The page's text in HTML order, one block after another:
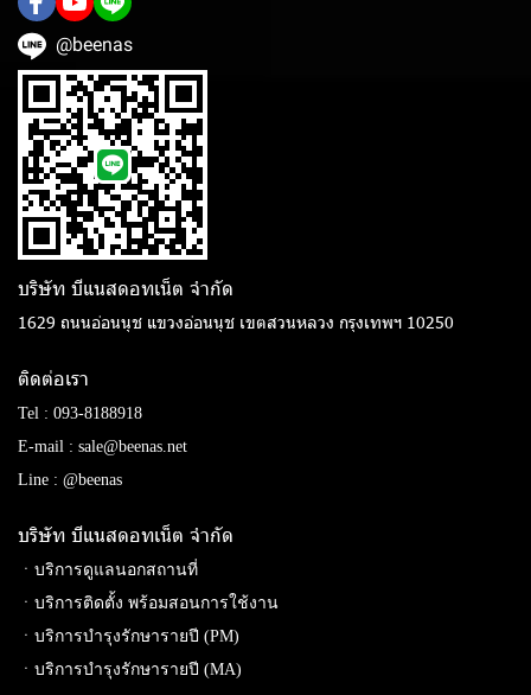
@beenas
บริษัท บีแนสดอทเน็ต จํากัด
1629 ถนนอ่อนนุช แขวงอ่อนนุช เขตสวนหลวง กรุงเทพฯ 10250
ติดต่อเรา
Tel : 093-8188918
E-mail : sale@beenas.net
Line : @beenas
บริษัท บีแนสดอทเน็ต จํากัด
ㆍบริการดูแลนอกสถานที่
ㆍบริการติดตั้ง พร้อมสอนการใช้งาน
ㆍบริการบำรุงรักษารายปี (PM)
ㆍบริการบำรุงรักษารายปี (MA)